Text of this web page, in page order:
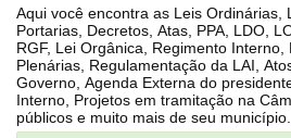
Aqui você encontra as Leis Ordinárias, Leis
Portarias, Decretos, Atas, PPA, LDO, LOA,
RGF, Lei Orgânica, Regimento Interno,
Plenárias, Regulamentação da LAI,
Governo, Agenda Externa do presidente, Relatório do Controle
Interno, Projetos em tramitação na Câmara, Controle dos bens
públicos e muito mais de seu município.